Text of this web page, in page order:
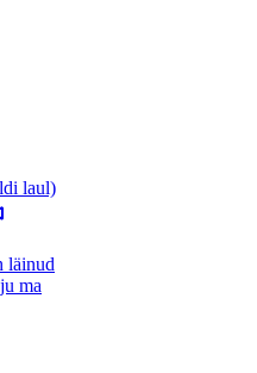
laul)
läinud
ma